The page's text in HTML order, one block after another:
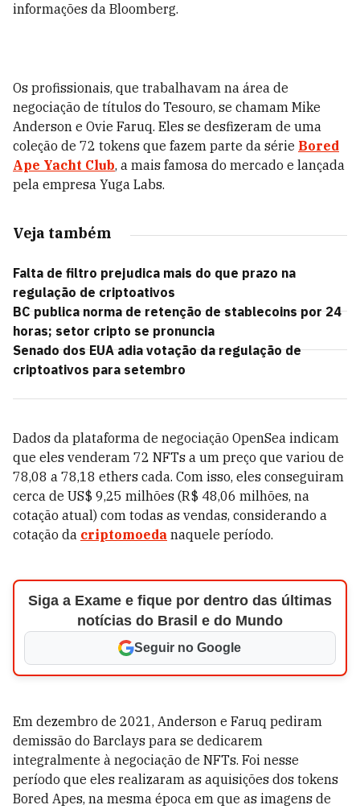
informações da Bloomberg.
Os profissionais, que trabalhavam na área de
negociação de títulos do Tesouro, se chamam Mike
Anderson e Ovie Faruq. Eles se desfizeram de uma
coleção de 72 tokens que fazem parte da série Bored
Ape Yacht Club, a mais famosa do mercado e lançada
pela empresa Yuga Labs.
Veja também
Falta de filtro prejudica mais do que prazo na
regulação de criptoativos
BC publica norma de retenção de stablecoins por 24
horas; setor cripto se pronuncia
Senado dos EUA adia votação da regulação de
criptoativos para setembro
Dados da plataforma de negociação OpenSea indicam
que eles venderam 72 NFTs a um preço que variou de
78,08 a 78,18 ethers cada. Com isso, eles conseguiram
cerca de US$ 9,25 milhões (R$ 48,06 milhões, na
cotação atual) com todas as vendas, considerando a
cotação da criptomoeda naquele período.
Siga a Exame e fique por dentro das últimas
notícias do Brasil e do Mundo
Seguir no Google
Em dezembro de 2021, Anderson e Faruq pediram
demissão do Barclays para se dedicarem
integralmente à negociação de NFTs. Foi nesse
período que eles realizaram as aquisições dos tokens
Bored Apes, na mesma época em que as imagens de